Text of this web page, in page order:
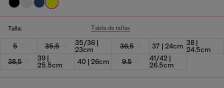
Talla: Tabla de tallas
5 35,5
35/36 |
23cm
36,5 37 | 24cm 38 |
24.5cm
38,5
39 |
25.5cm
40 | 26cm 9.5
41/42 |
26.5cm